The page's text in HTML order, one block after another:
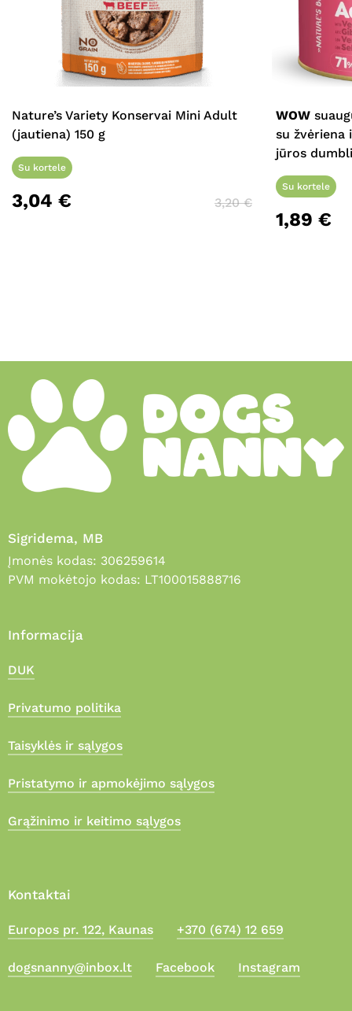
Suma:
Apmokėjimas
Nature’s Variety Konservai Mini Adult
(jautiena) 150 g
Su kortele
3,04 € 3,20€
WOW
su žvėriena
jūros
Su kortele
1,89 €
Sigridema, MB
Įmonės kodas: 306259614
PVM mokėtojo kodas: LT100015888716
Informacija
DUK
Privatumo politika
Taisyklės ir sąlygos
Pristatymo ir apmokėjimo sąlygos
Grąžinimo ir keitimo sąlygos
Kontaktai
Europos pr. 122, Kaunas +370 (674) 12 659
dogsnanny@inbox.lt Facebook Instagram